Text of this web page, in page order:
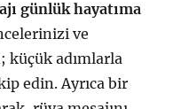
günlük hayatıma
ve
küçük adımlarla
edin. Ayrıca bir